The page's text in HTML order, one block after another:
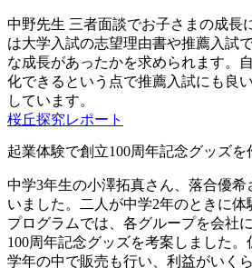
中野先生 三者面談でお子さまの成長
は大学入試の志望理由書や推薦入試
な成長があったかを求められます。
化できるという点で推薦入試にも良
しています。
桜丘探究レポート
起業体験で創立100周年記念グッズを
中学3年生の小澤拓真さん、落合優
いました。二人が中学2年のときに
プログラムでは、各グループを会社
100周年記念グッズを考案しました
学年の中で販売も行い、利益がいく